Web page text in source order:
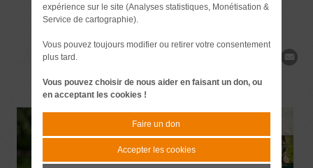
expérience sur le site (Analyses statistiques, Monétisation &
Service de cartographie).
Vous pouvez toujours modifier ou retirer votre consentement
plus tard.
Vous pouvez choisir de nous aider en faisant un don, ou
en acceptant les cookies !
Faire un don
Accepter les cookies